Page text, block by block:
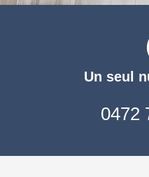
Un seul
0472